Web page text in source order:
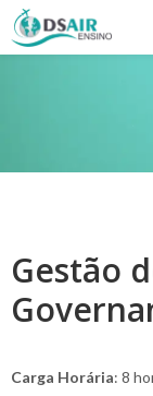
Gestão
Carga Horária: 8